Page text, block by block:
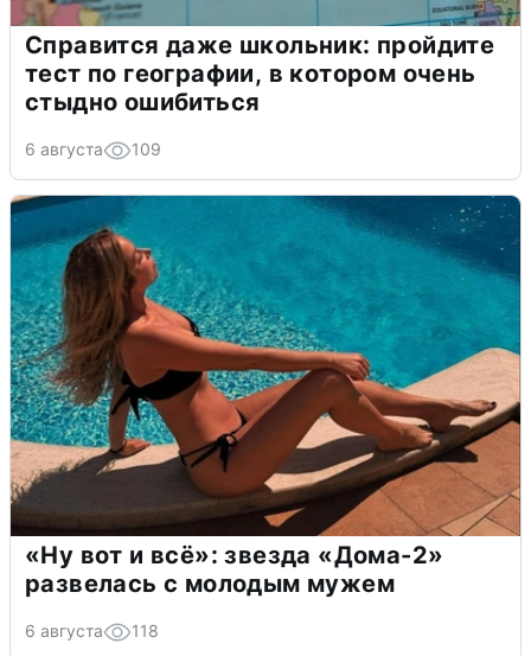
Справится даже школьник: пройдите
тест по географии, в котором очень
стыдно ошибиться
6 августа 109
«Ну вот и всё»: звезда «Дома-2»
развелась с молодым мужем
6 августа 118